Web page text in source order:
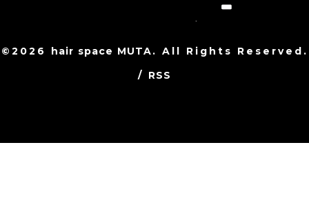
©2026 hair space MUTA. All Rights Reserved.
/ RSS